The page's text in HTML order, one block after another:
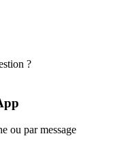
?
ou par message